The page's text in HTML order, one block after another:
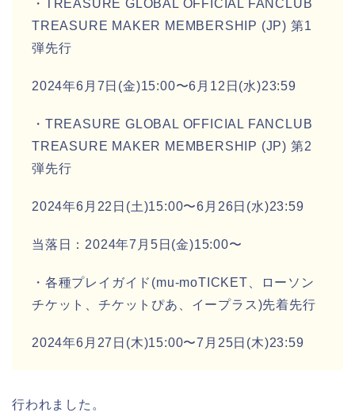
・TREASURE GLOBAL OFFICIAL FANCLUB
TREASURE MAKER MEMBERSHIP (JP) 第1
弾先行
2024年6月7日(金)15:00〜6月12日(水)23:59
・TREASURE GLOBAL OFFICIAL FANCLUB
TREASURE MAKER MEMBERSHIP (JP) 第2
弾先行
2024年6月22日(土)15:00〜6月26日(水)23:59
当落日：2024年7月5日(金)15:00〜
・各種プレイガイド(mu-moTICKET、ローソン
チケット、チケットぴあ、イープラス)先着先行
2024年6月27日(木)15:00〜7月25日(木)23:59
行われました。